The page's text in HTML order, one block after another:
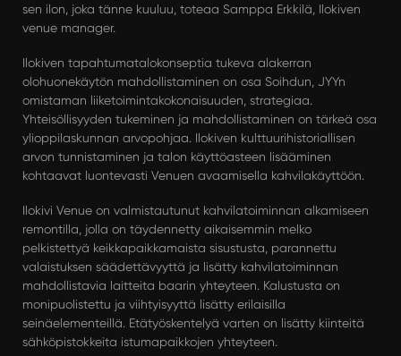
sen ilon, joka tänne kuuluu, toteaa Samppa Erkkilä, Ilokiven
venue manager.
Ilokiven tapahtumatalokonseptia tukeva alakerran
olohuonekäytön mahdollistaminen on osa Soihdun, JYYn
omistaman liiketoimintakokonaisuuden, strategiaa.
Yhteisöllisyyden tukeminen ja mahdollistaminen on tärkeä osa
ylioppilaskunnan arvopohjaa. Ilokiven kulttuurihistoriallisen
arvon tunnistaminen ja talon käyttöasteen lisääminen
kohtaavat luontevasti Venuen avaamisella kahvilakäyttöön.
Ilokivi Venue on valmistautunut kahvilatoiminnan alkamiseen
remontilla, jolla on täydennetty aikaisemmin melko
pelkistettyä keikkapaikkamaista sisustusta, parannettu
valaistuksen säädettävyyttä ja lisätty kahvilatoiminnan
mahdollistavia laitteita baarin yhteyteen. Kalustusta on
monipuolistettu ja viihtyisyyttä lisätty erilaisilla
seinäelementeillä. Etätyöskentelyä varten on lisätty kiinteitä
sähköpistokkeita istumapaikkojen yhteyteen.